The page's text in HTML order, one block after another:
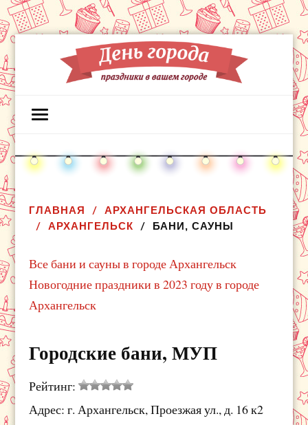
ГЛАВНАЯ
АРХАНГЕЛЬСКАЯ ОБЛАСТЬ
АРХАНГЕЛЬСК
БАНИ, САУНЫ
Все бани и сауны в городе Архангельск
Новогодние праздники в 2023 году в городе
Архангельск
Городские бани, МУП
Рейтинг:
Адрес: г. Архангельск, Проезжая ул., д. 16 к2